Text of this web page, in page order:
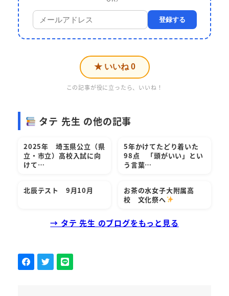
登録する
★ いいね 0
この記事が役に立ったら、いいね！
タテ 先生 の他の記事
2025年 埼玉県公立（県
立・市立）高校入試に向
けて…
5年かけてたどり着いた
98点 「頭がいい」とい
う言葉…
北辰テスト 9月10月
お茶の水女子大附属高
校 文化祭へ
→ タテ 先生 のブログをもっと見る